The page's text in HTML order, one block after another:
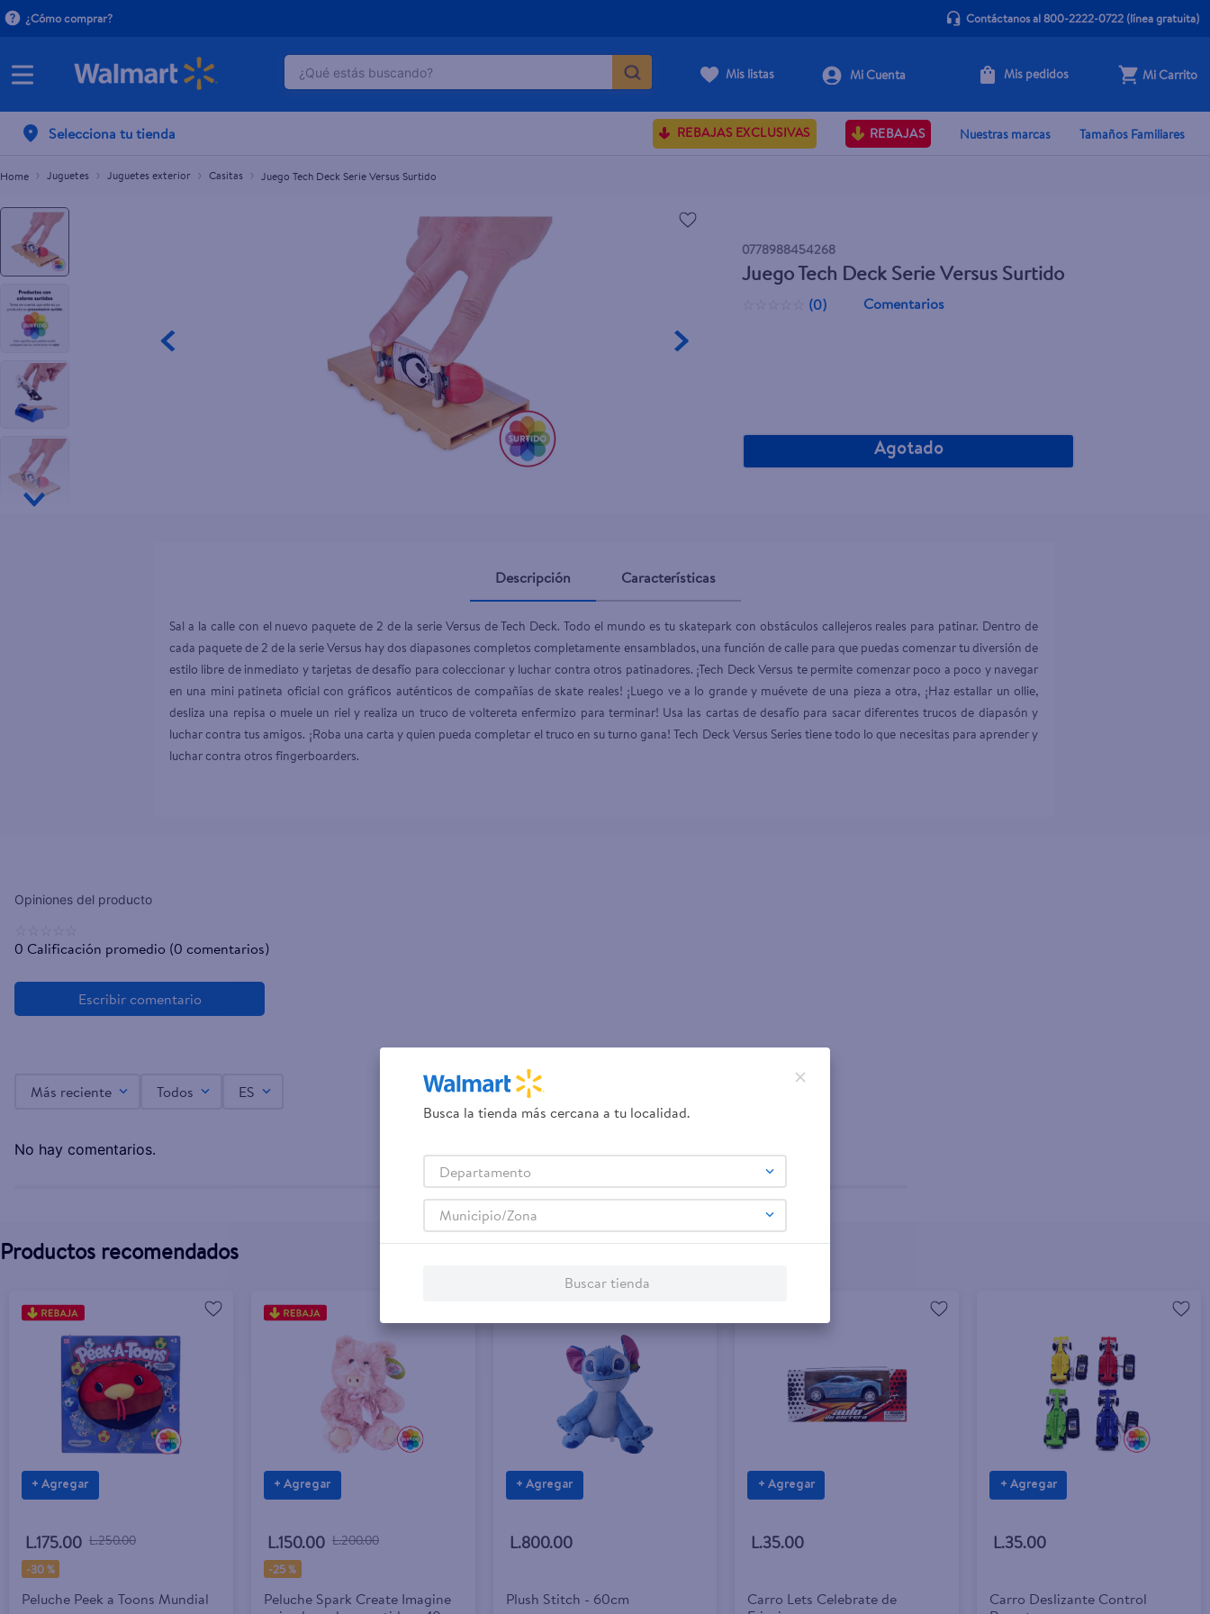
¿Cómo comprar? Contáctanos al 800-2222-0722(línea gratuita)
¿Qué estás buscando?
Mis listas Mis pedidos Mi Carrito
Selecciona tu tienda REBAJAS EXCLUSIVAS REBAJAS Nuestras marcas Tamaños Familiares
Juguetes Juguetes exterior Casitas Juego Tech Deck Serie Versus Surtido
0778988454268
Juego Tech Deck Serie Versus Surtido
(0) Comentarios
Agotado
Juego Tech Deck Serie Versus Surtido Agotado
Descripción Características
Sal a la calle con el nuevo paquete de 2 de la serie Versus de Tech Deck. Todo el mundo es tu skatepark con obstáculos callejeros reales para patinar. Dentro de
cada paquete de 2 de la serie Versus hay dos diapasones completos completamente ensamblados, una función de calle para que puedas comenzar tu diversión de
estilo libre de inmediato y tarjetas de desafío para coleccionar y luchar contra otros patinadores. ¡Tech Deck Versus te permite comenzar poco a poco y navegar
en una mini patineta oficial con gráficos auténticos de compañías de skate reales! ¡Luego ve a lo grande y muévete de una pieza a otra, ¡Haz estallar un ollie,
desliza una repisa o muele un riel y realiza un truco de voltereta enfermizo para terminar! Usa las cartas de desafío para sacar diferentes trucos de diapasón y
luchar contra tus amigos. ¡Roba una carta y quien pueda completar el truco en su turno gana! Tech Deck Versus Series tiene todo lo que necesitas para aprender y
luchar contra otros fingerboarders.
0 Calificación promedio (0 comentarios)
Más reciente Todos ES
No hay comentarios.
Productos recomendados
+ Agregar
L.175.00 L.250.00
-30 %
Peluche Peek a Toons Mundial
+ Agregar
L.150.00 L.200.00
-25 %
Peluche Spark Create Imagine
+ Agregar
L.800.00
Plush Stitch - 60cm
+ Agregar
L.35.00
Carro Lets Celebrate de
+ Agregar
L.35.00
Carro Deslizante Control
Busca la tienda más cercana a tu localidad.
Departamento
Municipio/Zona
Buscar tienda
TÉRMINOS MÁS BUSCADOS
herbal essences
gillette venus
serums corporales dove
dove
8.
pañales
aceite
goodyear